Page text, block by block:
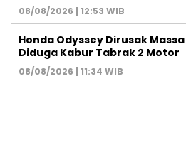
08/08/2026 | 12:53 WIB
Honda Odyssey Dirusak
Diduga Kabur Tabrak 2 Motor
08/08/2026 | 11:34 WIB